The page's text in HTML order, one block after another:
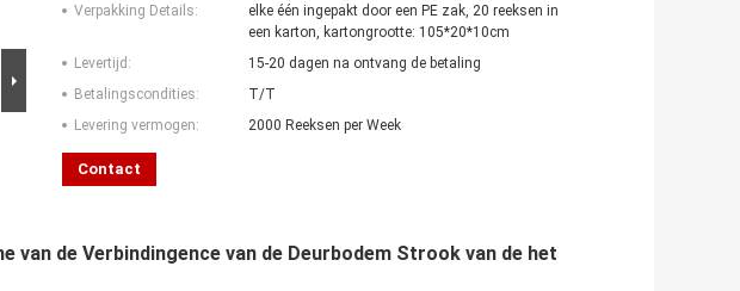
Verpakking Details:
elke één ingepakt door een PE zak, 20 reeksen in
een karton, kartongrootte: 105*20*10cm
Levertijd:
15-20 dagen na ontvang de betaling
Betalingscondities:
T/T
Levering vermogen:
2000 Reeksen per Week
Contact
van de Verbindingence van de Deurbodem Strook van de het